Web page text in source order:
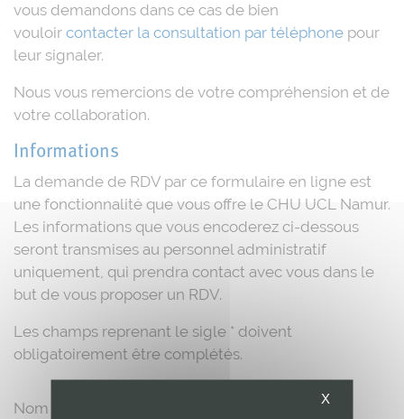
vous demandons dans ce cas de bien
vouloir contacter la consultation par téléphone pour
leur signaler.
Nous vous remercions de votre compréhension et de
votre collaboration.
Informations
La demande de RDV par ce formulaire en ligne est
une fonctionnalité que vous offre le CHU UCL Namur.
Les informations que vous encoderez ci-dessous
seront transmises au personnel administratif
uniquement, qui prendra contact avec vous dans le
but de vous proposer un RDV.
Les champs reprenant le sigle * doivent
obligatoirement être complétés.
Nom *
X